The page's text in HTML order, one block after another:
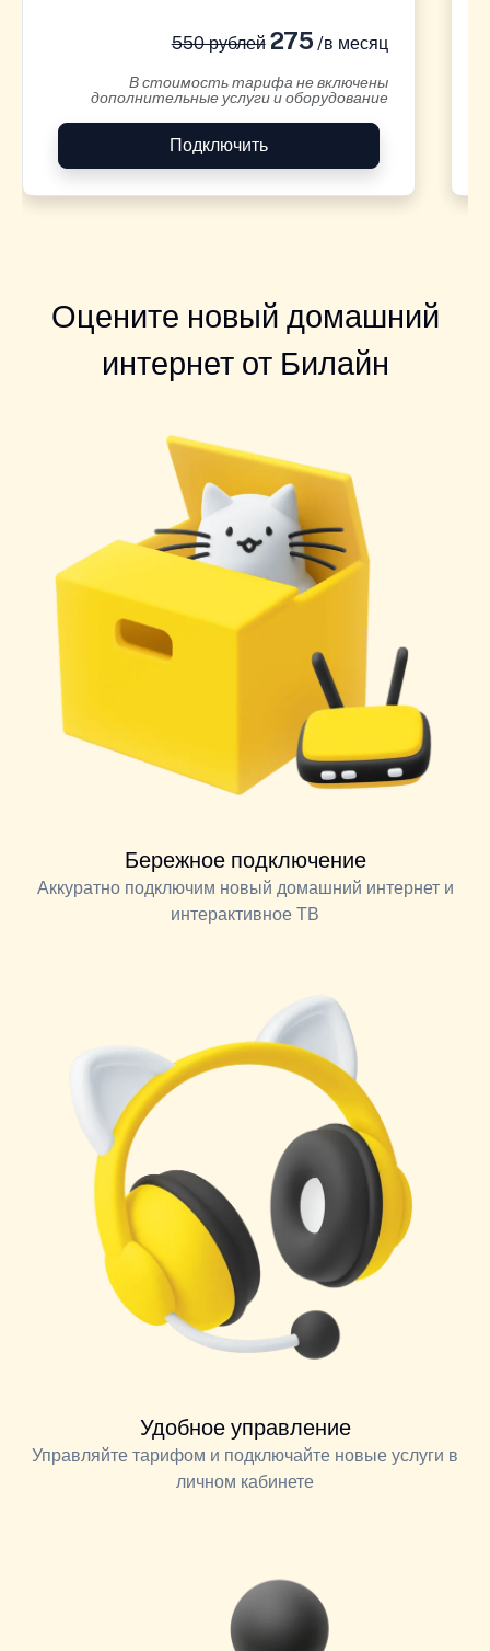
550 рублей275 /в месяц
В стоимость тарифа не включены
дополнительные услуги и оборудование
Подключить
Оцените новый домашний
интернет от Билайн
Бережное подключение
Аккуратно подключим новый домашний интернет и
интерактивное ТВ
Удобное управление
Управляйте тарифом и подключайте новые услуги в
личном кабинете